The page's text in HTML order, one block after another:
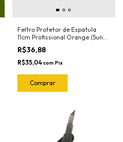
Feltro Protetor de Espatula
11cm Profissional Orange (5und)
1018.O Joker
R$36,88
R$35,04com Pix